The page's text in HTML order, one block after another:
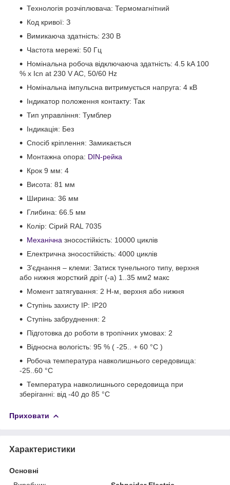
Технологія розчіплювача: Термомагнітний
Код кривої: З
Вимикаюча здатність: 230 В
Частота мережі: 50 Гц
Номінальна робоча відключаюча здатність: 4.5 kA 100
% x Icn at 230 V AC, 50/60 Hz
Номінальна імпульсна витримується напруга: 4 кВ
Індикатор положення контакту: Так
Тип управління: Тумблер
Індикація: Без
Спосіб кріплення: Замикається
Монтажна опора: DIN-рейка
Крок 9 мм: 4
Висота: 81 мм
Ширина: 36 мм
Глибина: 66.5 мм
Колір: Сірий RAL 7035
Механічна зносостійкість: 10000 циклів
Електрична зносостійкість: 4000 циклів
З'єднання – клеми: Затиск тунельного типу, верхня
або нижня жорсткий дріт (-а) 1..35 мм2 макс
Момент затягування: 2 Н-м, верхня або нижня
Ступінь захисту IP: IP20
Ступінь забруднення: 2
Підготовка до роботи в тропічних умовах: 2
Відносна вологість: 95 % ( -25.. + 60 °C )
Робоча температура навколишнього середовища:
-25..60 °C
Температура навколишнього середовища при
зберіганні: від -40 до 85 °C
Приховати
Характеристики
Основні